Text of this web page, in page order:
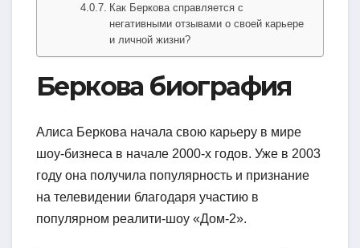
Как Беркова справляется с
негативными отзывами о своей карьере
и личной жизни?
Беркова биография
Алиса Беркова начала свою карьеру в мире
шоу-бизнеса в начале 2000-х годов. Уже в 2003
году она получила популярность и признание
на телевидении благодаря участию в
популярном реалити-шоу «Дом-2».